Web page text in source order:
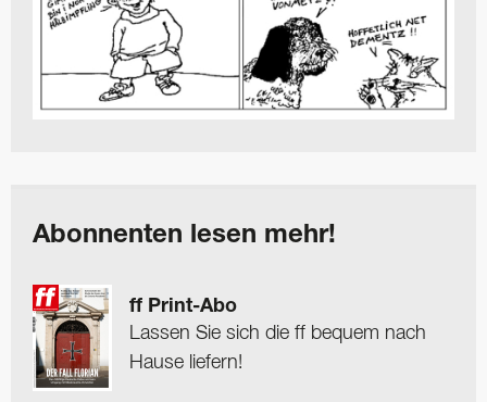
Abonnenten lesen mehr!
ff Print-Abo
Lassen Sie sich die ff bequem nach
Hause liefern!